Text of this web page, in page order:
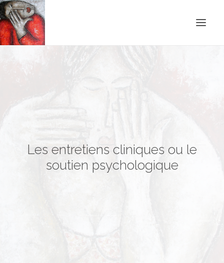
Les entretiens cliniques ou le
soutien psychologique